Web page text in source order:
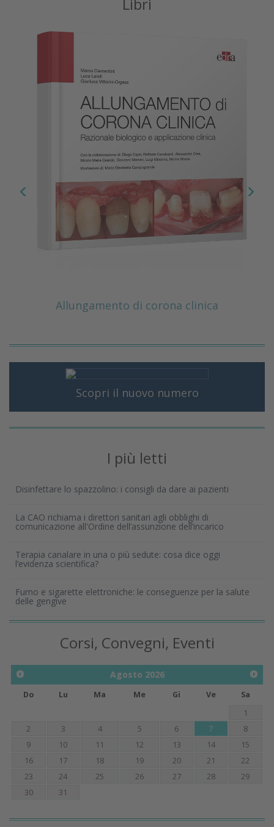
Allungamento di corona clinica
Scopri il nuovo numero
I più letti
Disinfettare lo spazzolino: i consigli da dare ai pazienti
La CAO richiama i direttori sanitari agli obblighi di
comunicazione all'Ordine dell’assunzione dell’incarico
Terapia canalare in una o più sedute: cosa dice oggi
l’evidenza scientifica?
Fumo e sigarette elettroniche: le conseguenze per la salute
delle gengive
Corsi, Convegni, Eventi
Agosto 2026
Do Lu Ma Me Gi Ve
Sa
1
2
3 4 5 6 7
8
9
10 11 12 13 14
15
16
17 18 19 20 21
22
23
24 25 26 27 28
29
30
31